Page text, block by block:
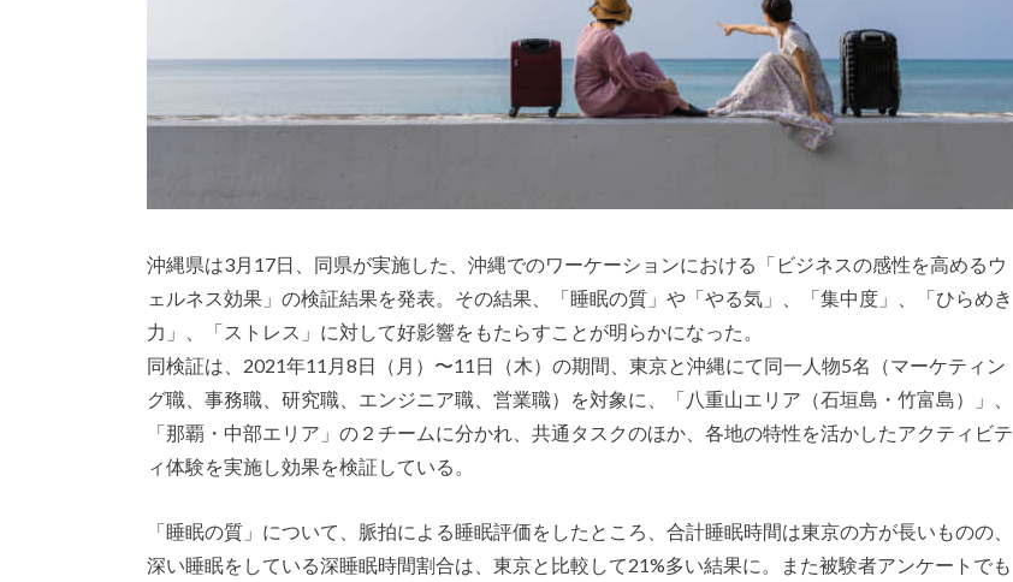
沖縄県は3月17日、同県が実施した、沖縄でのワーケーションにおける「ビジネスの感性を高めるウ
ェルネス効果」の検証結果を発表。その結果、「睡眠の質」や「やる気」、「集中度」、「ひらめき
力」、「ストレス」に対して好影響をもたらすことが明らかになった。
同検証は、2021年11月8日（月）〜11日（木）の期間、東京と沖縄にて同一人物5名（マーケティン
グ職、事務職、研究職、エンジニア職、営業職）を対象に、「八重山エリア（石垣島・竹富島）」、
「那覇・中部エリア」の２チームに分かれ、共通タスクのほか、各地の特性を活かしたアクティビテ
ィ体験を実施し効果を検証している。
「睡眠の質」について、脈拍による睡眠評価をしたところ、合計睡眠時間は東京の方が長いものの、
深い睡眠をしている深睡眠時間割合は、東京と比較して21%多い結果に。また被験者アンケートでも